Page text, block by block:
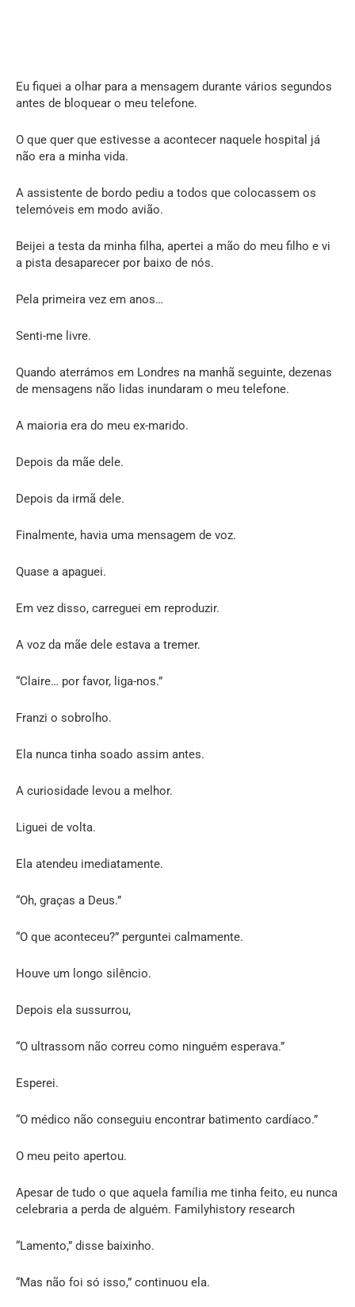
Eu fiquei a olhar para a mensagem durante vários segundos
antes de bloquear o meu telefone.
O que quer que estivesse a acontecer naquele hospital já
não era a minha vida.
A assistente de bordo pediu a todos que colocassem os
telemóveis em modo avião.
Beijei a testa da minha filha, apertei a mão do meu filho e vi
a pista desaparecer por baixo de nós.
Pela primeira vez em anos…
Senti-me livre.
Quando aterrámos em Londres na manhã seguinte, dezenas
de mensagens não lidas inundaram o meu telefone.
A maioria era do meu ex-marido.
Depois da mãe dele.
Depois da irmã dele.
Finalmente, havia uma mensagem de voz.
Quase a apaguei.
Em vez disso, carreguei em reproduzir.
A voz da mãe dele estava a tremer.
“Claire… por favor, liga-nos.”
Franzi o sobrolho.
Ela nunca tinha soado assim antes.
A curiosidade levou a melhor.
Liguei de volta.
Ela atendeu imediatamente.
“Oh, graças a Deus.”
“O que aconteceu?” perguntei calmamente.
Houve um longo silêncio.
Depois ela sussurrou,
“O ultrassom não correu como ninguém esperava.”
Esperei.
“O médico não conseguiu encontrar batimento cardíaco.”
O meu peito apertou.
Apesar de tudo o que aquela família me tinha feito, eu nunca
celebraria a perda de alguém. Familyhistory research
“Lamento,” disse baixinho.
“Mas não foi só isso,” continuou ela.